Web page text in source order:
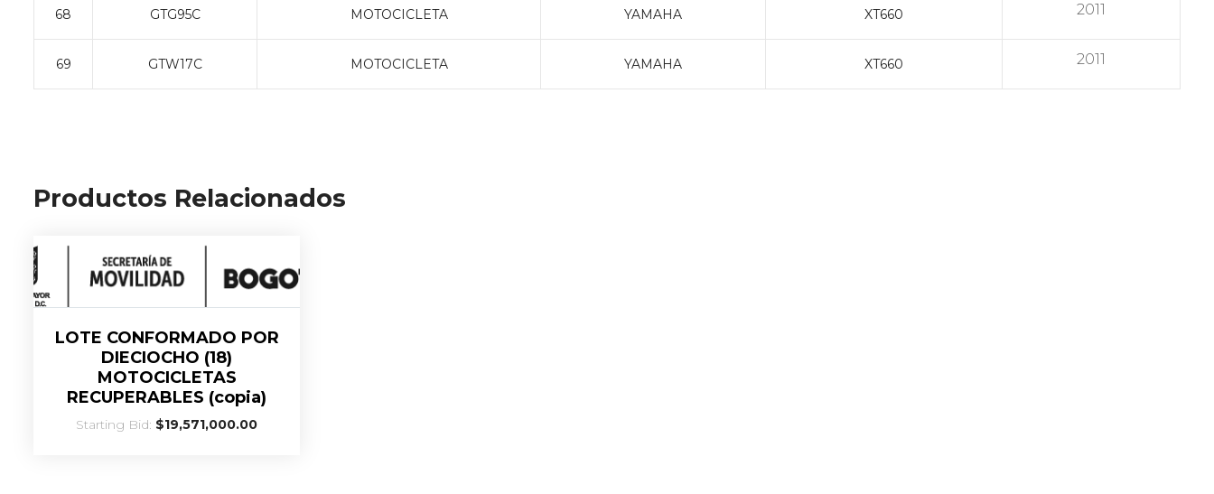
68 GTG95C MOTOCICLETA YAMAHA XT660 2011
69 GTW17C MOTOCICLETA YAMAHA XT660 2011
Productos Relacionados
LOTE CONFORMADO POR
DIECIOCHO (18)
MOTOCICLETAS
RECUPERABLES (copia)
Starting Bid: $19,571,000.00